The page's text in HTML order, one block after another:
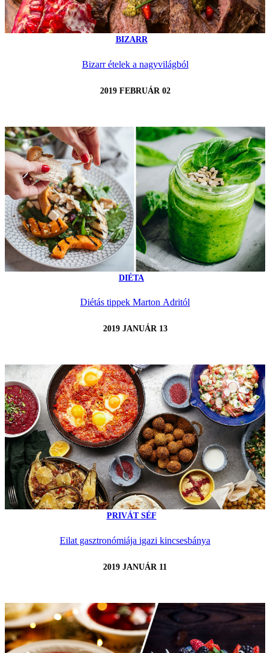
BIZARR
Bizarr ételek a nagyvilágból
2019 FEBRUÁR 02
DIÉTA
Diétás tippek Marton Adritól
2019 JANUÁR 13
PRIVÁT SÉF
Eilat gasztronómiája igazi kincsesbánya
2019 JANUÁR 11